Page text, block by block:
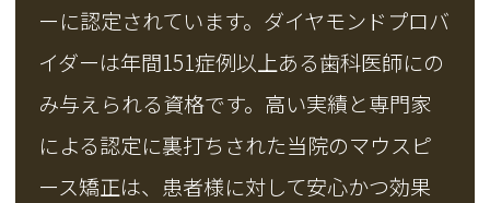
ーに認定されています。ダイヤモンドプロバ
イダーは年間151症例以上ある歯科医師にの
み与えられる資格です。高い実績と専門家
による認定に裏打ちされた当院のマウスピ
ース矯正は、患者様に対して安心かつ効果